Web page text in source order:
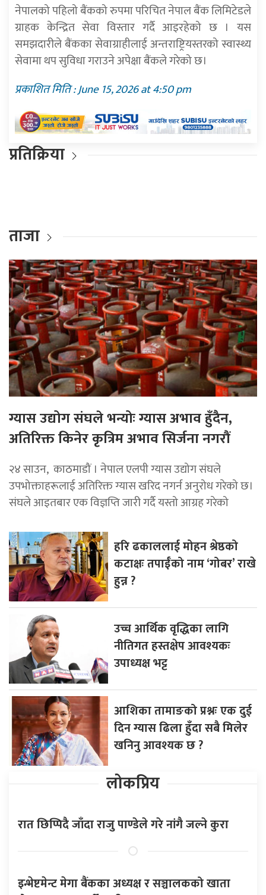
नेपालको पहिलो बैंकको रुपमा परिचित नेपाल बैंक लिमिटेडले
ग्राहक केन्द्रित सेवा विस्तार गर्दै आइरहेको छ । यस
समझदारीले बैंकका सेवाग्राहीलाई अन्तराष्ट्रियस्तरको स्वास्थ्य
सेवामा थप सुविधा गराउने अपेक्षा बैंकले गरेको छ।
प्रकाशित मिति : June 15, 2026 at 4:50 pm
प्रतिक्रिया
ताजा
ग्यास उद्योग संघले भन्योः ग्यास अभाव हुँदैन,
अतिरिक्त किनेर कृत्रिम अभाव सिर्जना नगरौं
२४ साउन, काठमाडौं । नेपाल एलपी ग्यास उद्योग संघले
उपभोक्ताहरूलाई अतिरिक्त ग्यास खरिद नगर्न अनुरोध गरेको छ।
संघले आइतबार एक विज्ञप्ति जारी गर्दै यस्तो आग्रह गरेको
हरि ढकाललाई मोहन श्रेष्ठको
कटाक्षः तपाईँको नाम ‘गोबर’ राखे
हुन्न ?
उच्च आर्थिक वृद्धिका लागि
नीतिगत हस्तक्षेप आवश्यकः
उपाध्यक्ष भट्ट
आशिका तामाङको प्रश्नः एक दुई
दिन ग्यास ढिला हुँदा सबै मिलेर
खनिनु आवश्यक छ ?
लोकप्रिय
रात छिप्पिदै जाँदा राजु पाण्डेले गरे नांगै जल्ने कुरा
इन्भेष्टमेन्ट मेगा बैंकका अध्यक्ष र सञ्चालकको खाता